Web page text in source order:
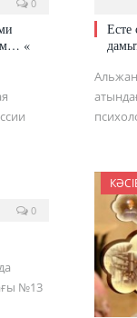
0
«
Есте
0
№13